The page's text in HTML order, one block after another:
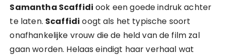
Samantha Scaffidi ook een goede indruk achter
te laten. Scaffidi oogt als het typische soort
onafhankelijke vrouw die de held van de film zal
gaan worden. Helaas eindigt haar verhaal wat